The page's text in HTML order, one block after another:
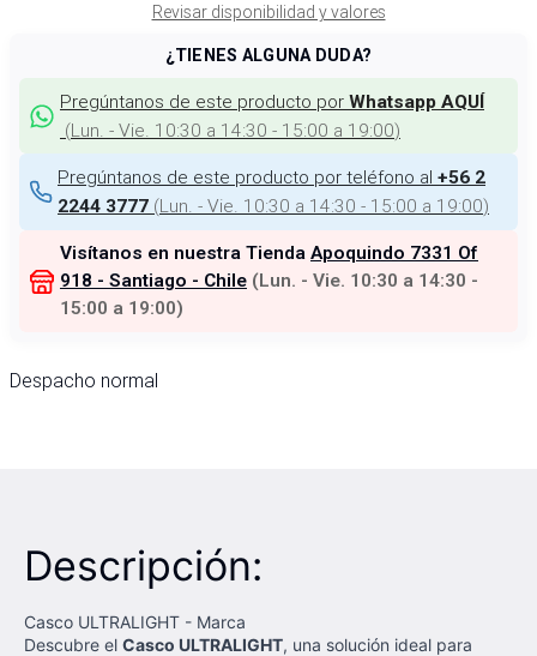
Revisar disponibilidad y valores
¿TIENES ALGUNA DUDA?
Pregúntanos de este producto por Whatsapp AQUÍ
(Lun. - Vie. 10:30 a 14:30 - 15:00 a 19:00)
Pregúntanos de este producto por teléfono al +56 2
2244 3777 (Lun. - Vie. 10:30 a 14:30 - 15:00 a 19:00)
Visítanos en nuestra Tienda Apoquindo 7331 Of
918 - Santiago - Chile (Lun. - Vie. 10:30 a 14:30 -
15:00 a 19:00)
Despacho normal
Descripción:
Casco ULTRALIGHT - Marca
Descubre el Casco ULTRALIGHT, una solución ideal para